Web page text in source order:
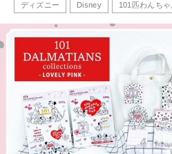
ディズニー Disney 101匹わんちゃ